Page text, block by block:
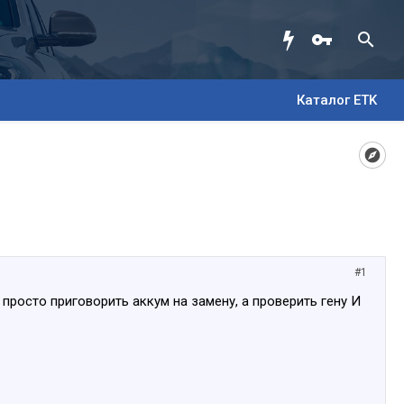
Каталог ETK
#1
приговорить аккум на замену, а проверить гену И